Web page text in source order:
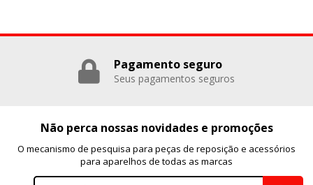
Pagamento seguro
Seus pagamentos seguros
Não perca nossas novidades e promoções
O mecanismo de pesquisa para peças de reposição e acessórios
para aparelhos de todas as marcas